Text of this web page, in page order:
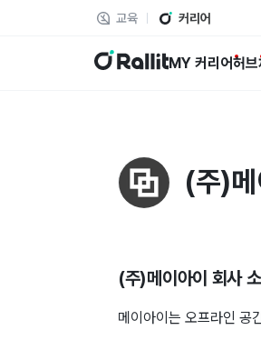
교육 커리어
랠릿 MY 커리어허브
(주)메
(주)메이아이 회사
메이아이는 오프라인 공